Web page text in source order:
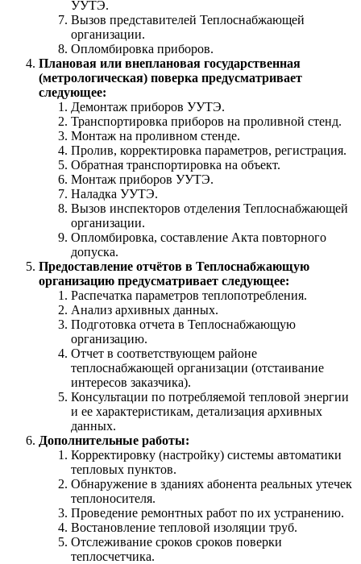
УУТЭ.
Вызов представителей Теплоснабжающей
организации.
Опломбировка приборов.
Плановая или внеплановая государственная
(метрологическая) поверка предусматривает
следующее:
Демонтаж приборов УУТЭ.
Транспортировка приборов на проливной стенд.
Монтаж на проливном стенде.
Пролив, корректировка параметров, регистрация.
Обратная транспортировка на объект.
Монтаж приборов УУТЭ.
Наладка УУТЭ.
Вызов инспекторов отделения Теплоснабжающей
организации.
Опломбировка, составление Акта повторного
допуска.
Предоставление отчётов в Теплоснабжающую
организацию предусматривает следующее:
Распечатка параметров теплопотребления.
Анализ архивных данных.
Подготовка отчета в Теплоснабжающую
организацию.
Отчет в соответствующем районе
теплоснабжающей организации (отстаивание
интересов заказчика).
Консультации по потребляемой тепловой энергии
и ее характеристикам, детализация архивных
данных.
Дополнительные работы:
Корректировку (настройку) системы автоматики
тепловых пунктов.
Обнаружение в зданиях абонента реальных утечек
теплоносителя.
Проведение ремонтных работ по их устранению.
Востановление тепловой изоляции труб.
Отслеживание сроков сроков поверки
теплосчетчика.